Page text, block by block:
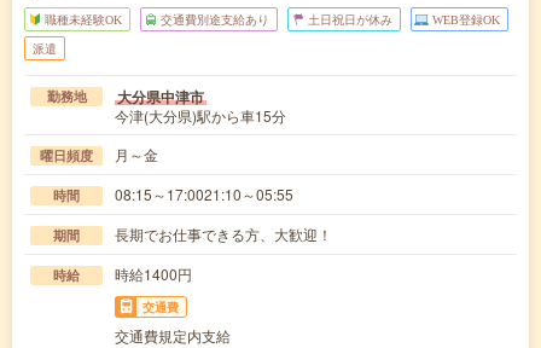
職種未経験OK 交通費別途支給あり 土日祝日が休み WEB登録OK
派遣
勤務地 大分県中津市
今津(大分県)駅から車15分
曜日頻度 月～金
時間 08:15～17:0021:10～05:55
期間 長期でお仕事できる方、大歓迎！
時給 時給1400円
交通費
交通費規定内支給